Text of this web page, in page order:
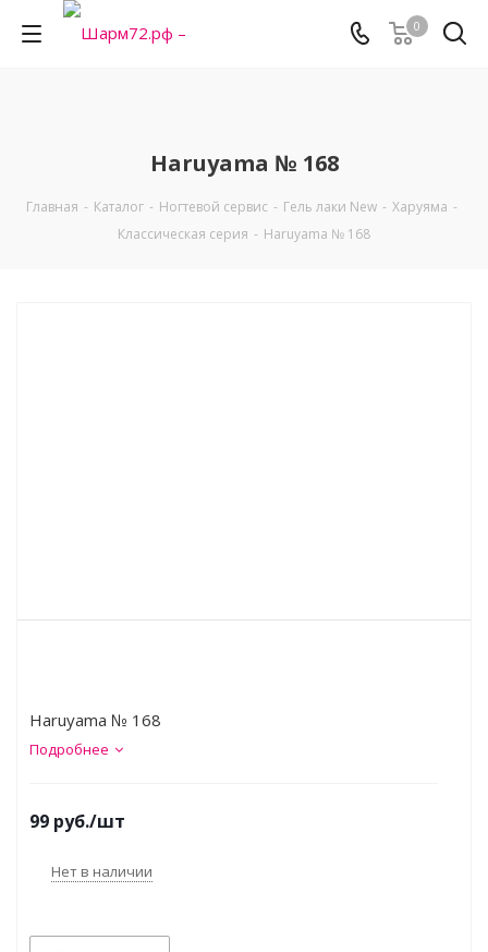
0
Haruyama № 168
Главная - Каталог - Ногтевой сервис - Гель лаки New - Харуяма -
Классическая серия - Haruyama № 168
Haruyama № 168
Подробнее
99 руб./шт
Нет в наличии